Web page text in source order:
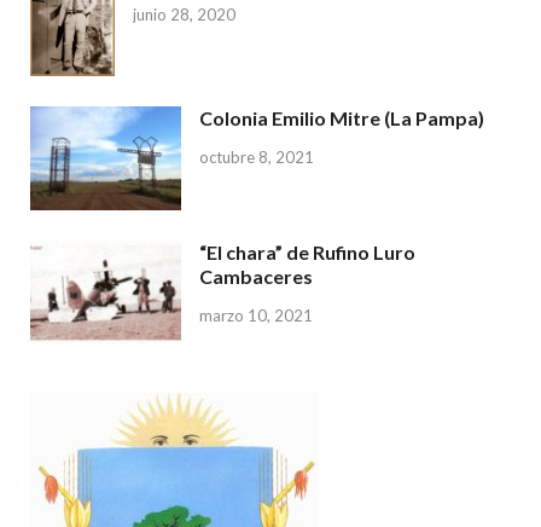
junio 28, 2020
Colonia Emilio Mitre (La Pampa)
octubre 8, 2021
“El chara” de Rufino Luro
Cambaceres
marzo 10, 2021